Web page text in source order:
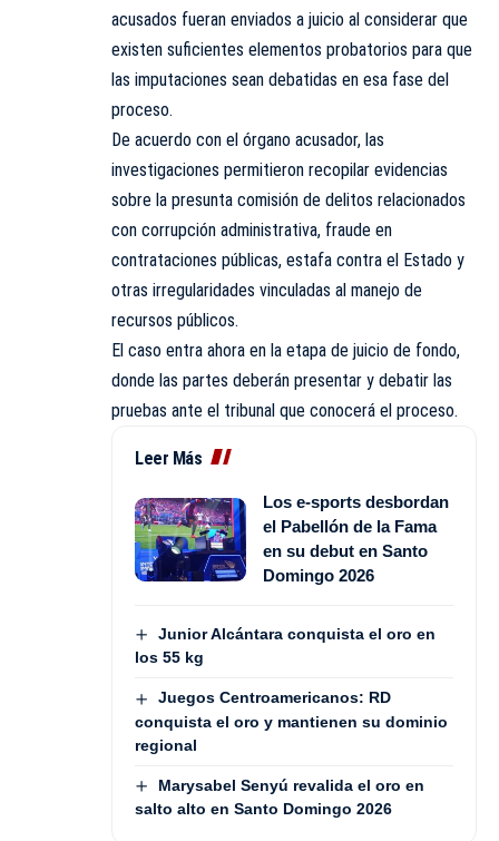
acusados fueran enviados a juicio al considerar que
existen suficientes elementos probatorios para que
las imputaciones sean debatidas en esa fase del
proceso.
De acuerdo con el órgano acusador, las
investigaciones permitieron recopilar evidencias
sobre la presunta comisión de delitos relacionados
con corrupción administrativa, fraude en
contrataciones públicas, estafa contra el Estado y
otras irregularidades vinculadas al manejo de
recursos públicos.
El caso entra ahora en la etapa de juicio de fondo,
donde las partes deberán presentar y debatir las
pruebas ante el tribunal que conocerá el proceso.
Leer Más
Los e-sports desbordan
el Pabellón de la Fama
en su debut en Santo
Domingo 2026
Junior Alcántara conquista el oro en
los 55 kg
Juegos Centroamericanos: RD
conquista el oro y mantienen su dominio
regional
Marysabel Senyú revalida el oro en
salto alto en Santo Domingo 2026